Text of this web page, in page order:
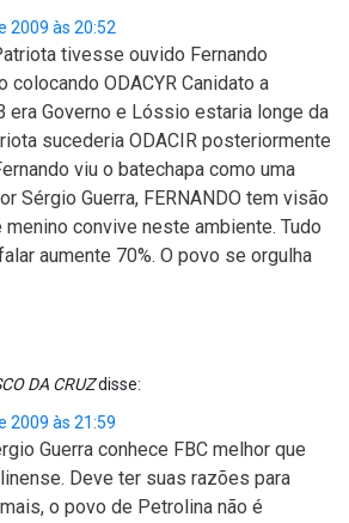
2009 às 20:52
tivesse ouvido Fernando
colocando ODACYR Canidato a
era Governo e Lóssio estaria longe da
sucederia ODACIR posteriormente
viu o batechapa como uma
Sérgio Guerra, FERNANDO tem visão
convive neste ambiente. Tudo
aumente 70%. O povo se orgulha
DA CRUZdisse:
2009 às 21:59
Guerra conhece FBC melhor que
Deve ter suas razões para
o povo de Petrolina não é